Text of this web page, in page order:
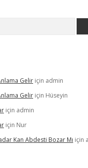
Gelir için admin
Gelir için Hüseyin
için admin
için Nur
Kan Abdesti Bozar Mı için